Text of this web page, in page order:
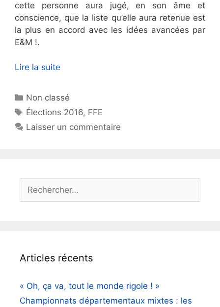
cette personne aura jugé, en son âme et
conscience, que la liste qu’elle aura retenue est
la plus en accord avec les idées avancées par
E&M !.
Lire la suite
Catégories
Non classé
Étiquettes
Élections 2016, FFE
Laisser un commentaire
Articles récents
« Oh, ça va, tout le monde rigole ! »
Championnats départementaux mixtes : les